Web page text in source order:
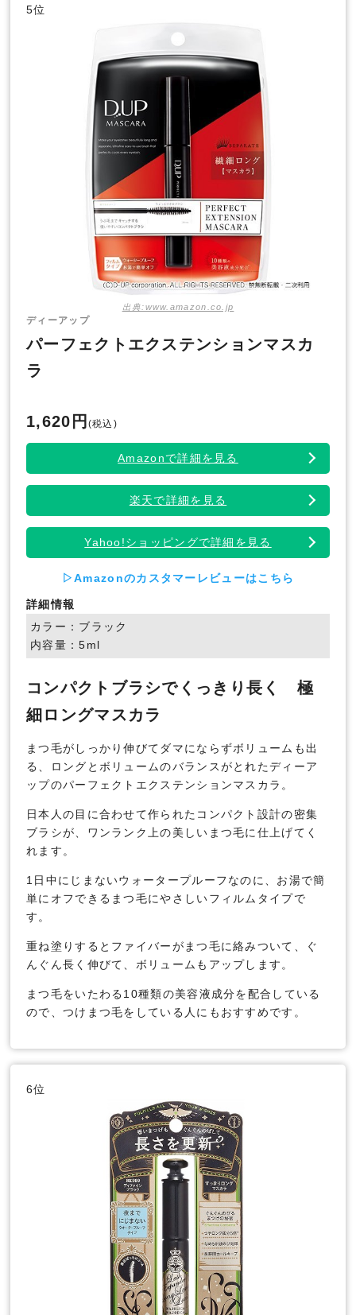
5位
出典:www.amazon.co.jp
ディーアップ
パーフェクトエクステンションマスカ
ラ
1,620円 (税込)
Amazonで詳細を見る
楽天で詳細を見る
Yahoo!ショッピングで詳細を見る
▷Amazonのカスタマーレビューはこちら
詳細情報
カラー：ブラック
内容量：5ml
コンパクトブラシでくっきり長く 極
細ロングマスカラ
まつ毛がしっかり伸びてダマにならずボリュームも出
る、ロングとボリュームのバランスがとれたディーア
ップのパーフェクトエクステンションマスカラ。
日本人の目に合わせて作られたコンパクト設計の密集
ブラシが、ワンランク上の美しいまつ毛に仕上げてく
れます。
1日中にじまないウォータープルーフなのに、お湯で簡
単にオフできるまつ毛にやさしいフィルムタイプで
す。
重ね塗りするとファイバーがまつ毛に絡みついて、ぐ
んぐん長く伸びて、ボリュームもアップします。
まつ毛をいたわる10種類の美容液成分を配合している
ので、つけまつ毛をしている人にもおすすめです。
6位